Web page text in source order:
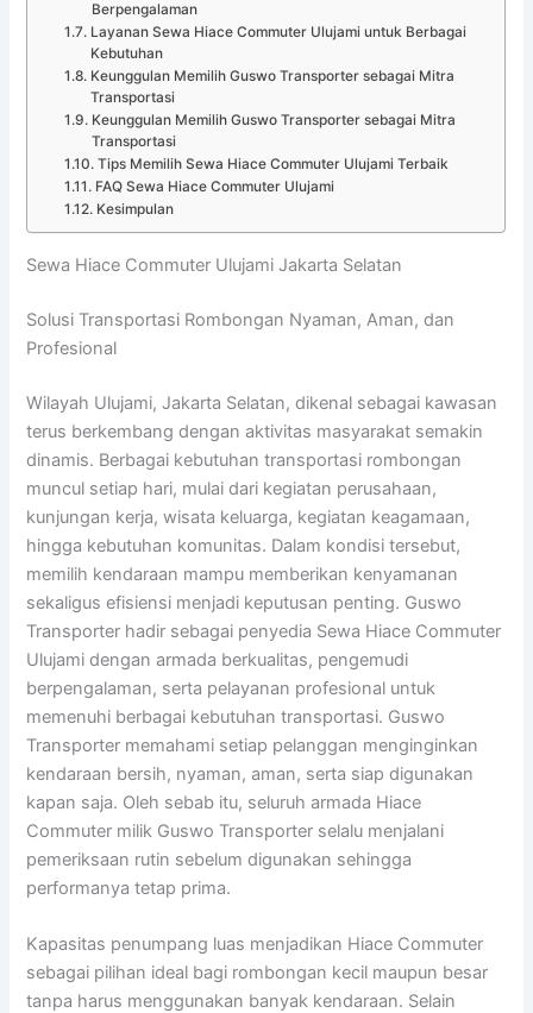
Berpengalaman
Layanan Sewa Hiace Commuter Ulujami untuk Berbagai
Kebutuhan
Keunggulan Memilih Guswo Transporter sebagai Mitra
Transportasi
Keunggulan Memilih Guswo Transporter sebagai Mitra
Transportasi
Tips Memilih Sewa Hiace Commuter Ulujami Terbaik
FAQ Sewa Hiace Commuter Ulujami
Kesimpulan
Sewa Hiace Commuter Ulujami Jakarta Selatan
Solusi Transportasi Rombongan Nyaman, Aman, dan
Profesional
Wilayah Ulujami, Jakarta Selatan, dikenal sebagai kawasan
terus berkembang dengan aktivitas masyarakat semakin
dinamis. Berbagai kebutuhan transportasi rombongan
muncul setiap hari, mulai dari kegiatan perusahaan,
kunjungan kerja, wisata keluarga, kegiatan keagamaan,
hingga kebutuhan komunitas. Dalam kondisi tersebut,
memilih kendaraan mampu memberikan kenyamanan
sekaligus efisiensi menjadi keputusan penting. Guswo
Transporter hadir sebagai penyedia Sewa Hiace Commuter
Ulujami dengan armada berkualitas, pengemudi
berpengalaman, serta pelayanan profesional untuk
memenuhi berbagai kebutuhan transportasi. Guswo
Transporter memahami setiap pelanggan menginginkan
kendaraan bersih, nyaman, aman, serta siap digunakan
kapan saja. Oleh sebab itu, seluruh armada Hiace
Commuter milik Guswo Transporter selalu menjalani
pemeriksaan rutin sebelum digunakan sehingga
performanya tetap prima.
Kapasitas penumpang luas menjadikan Hiace Commuter
sebagai pilihan ideal bagi rombongan kecil maupun besar
tanpa harus menggunakan banyak kendaraan. Selain